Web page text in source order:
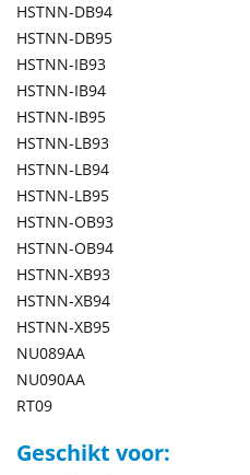
HSTNN-DB94
HSTNN-DB95
HSTNN-IB93
HSTNN-IB94
HSTNN-IB95
HSTNN-LB93
HSTNN-LB94
HSTNN-LB95
HSTNN-OB93
HSTNN-OB94
HSTNN-XB93
HSTNN-XB94
HSTNN-XB95
NU089AA
NU090AA
RT09
Geschikt voor: